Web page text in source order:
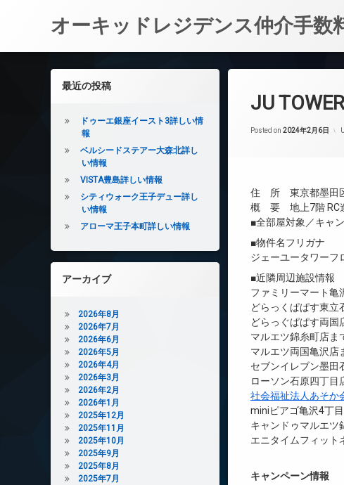
オーキッドレジデンス仲介手数
JU
Posted on 2024年2月6日
住 所 東京都墨田
概 要 地上7階 RC
■全部屋対象／キャ
■物件名フリガナ
ジェーユータワーフ
■近隣周辺施設情報
ファミリーマート亀
どらっくぱぱす東立
どらっぐぱぱす両国
マルエツ錦糸町店ま
マルエツ両国亀沢店
セブンイレブン墨田
ローソン石原四丁目
社会福祉法人あそか
miniピアゴ亀沢4丁
キャンドゥマルエツ
エニタイムフィット
キャンペーン情報
左サイドバー
最近の投稿
ドゥーエ銀座イースト3詳しい情
報
ベルシードステアー大森北詳し
い情報
VISTA豊島詳しい情報
シティウォーク王子デュー詳し
い情報
アローマ王子本町詳しい情報
アーカイブ
2026年8月
2026年7月
2026年6月
2026年5月
2026年4月
2026年3月
2026年2月
2026年1月
2025年12月
2025年11月
2025年10月
2025年9月
2025年8月
2025年7月